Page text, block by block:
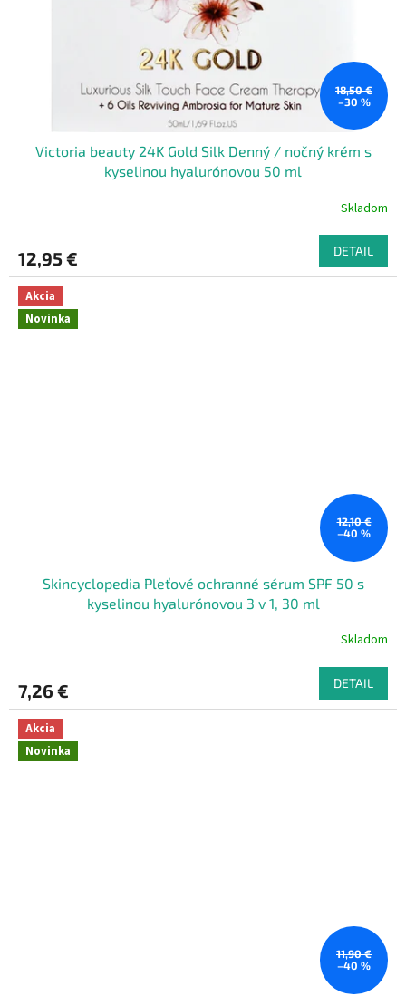
18,50 €
–30 %
Victoria beauty 24K Gold Silk Denný / nočný krém s
kyselinou hyalurónovou 50 ml
Skladom
12,95 € DETAIL
Akcia
Novinka
12,10 €
–40 %
Skincyclopedia Pleťové ochranné sérum SPF 50 s
kyselinou hyalurónovou 3 v 1, 30 ml
Skladom
7,26 € DETAIL
Akcia
Novinka
11,90 €
–40 %